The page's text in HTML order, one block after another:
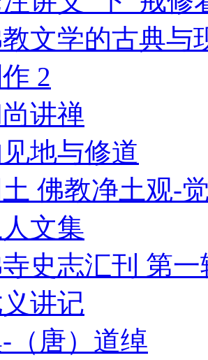
文学的古典与
2
讲禅
地与修道
佛教净土观-
文集
史志汇刊 第
讲记
（唐）道绰